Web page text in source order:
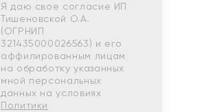
Я даю свое согласие ИП
Тишеновской О.А.
(ОГРНИП
321435000026563) и его
аффилированным лицам
на обработку указанных
мной персональных
данных на условиях
Политики